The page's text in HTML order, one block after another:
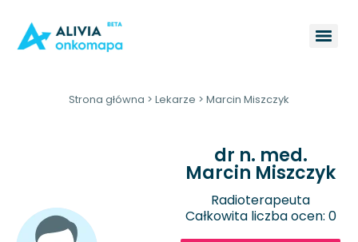
Strona główna > Lekarze > Marcin Miszczyk
dr n. med.
Marcin Miszczyk
Radioterapeuta
Całkowita liczba ocen: 0